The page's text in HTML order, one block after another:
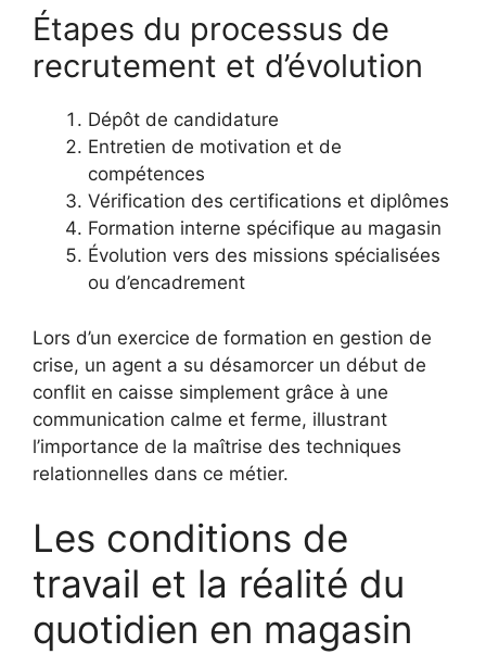
Étapes du processus de
recrutement et d’évolution
Dépôt de candidature
Entretien de motivation et de
compétences
Vérification des certifications et diplômes
Formation interne spécifique au magasin
Évolution vers des missions spécialisées
ou d’encadrement
Lors d’un exercice de formation en gestion de
crise, un agent a su désamorcer un début de
conflit en caisse simplement grâce à une
communication calme et ferme, illustrant
l’importance de la maîtrise des techniques
relationnelles dans ce métier.
Les conditions de
travail et la réalité du
quotidien en magasin